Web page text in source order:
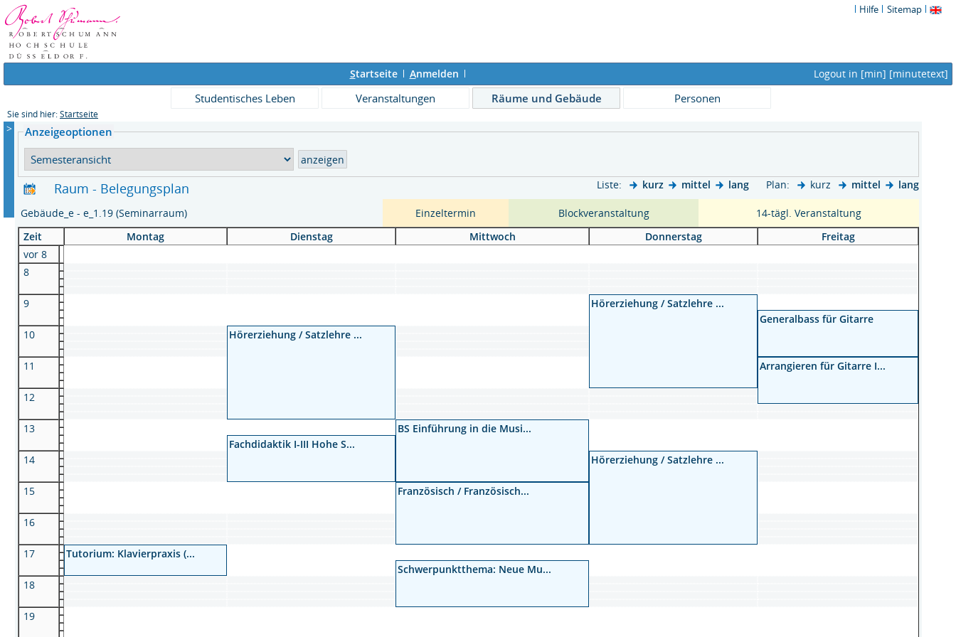
Hilfe Sitemap
Startseite Anmelden Logout in [min] [minutetext]
Studentisches Leben Veranstaltungen Räume und Gebäude Personen
Sie sind hier: Startseite
> Anzeigeoptionen
Raum - Belegungsplan Liste: kurz mittel lang Plan: kurz mittel lang
Gebäude_e - e_1.19 (Seminarraum) Einzeltermin Blockveranstaltung
14-tägl. Veranstaltung
Zeit
Montag Dienstag Mittwoch Donnerstag
Freitag
vor 8
8
9
Hörerziehung / Satzlehre ...
Generalbass für Gitarre
10
Hörerziehung / Satzlehre ...
11 Arrangieren für Gitarre I...
12
13
BS Einführung in die Musi...
Fachdidaktik I-III Hohe S...
14
Hörerziehung / Satzlehre ...
15 Französisch / Französisch...
16
17
Tutorium: Klavierpraxis (...
Schwerpunktthema: Neue Mu...
18
19